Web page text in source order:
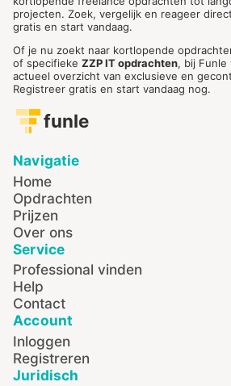
projecten. Zoek, vergelijk en reageer
gratis en start vandaag.
Of je nu zoekt naar kortlopende
of specifieke ZZP IT opdrachten, bij Funle
actueel overzicht van exclusieve en
Registreer gratis en start vandaag nog.
funle
Navigatie
Home
Opdrachten
Prijzen
Over ons
Service
Professional vinden
Help
Contact
Account
Inloggen
Registreren
Juridisch